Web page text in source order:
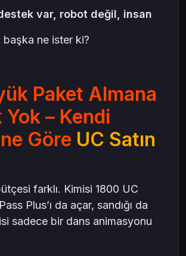
var, robot değil, insan
başka ne ister ki?
Paket Almana
Yok – Kendi
Göre UC Satın
farklı. Kimisi 1800 UC
Plus’ı da açar, sandığı da
sadece bir dans animasyonu